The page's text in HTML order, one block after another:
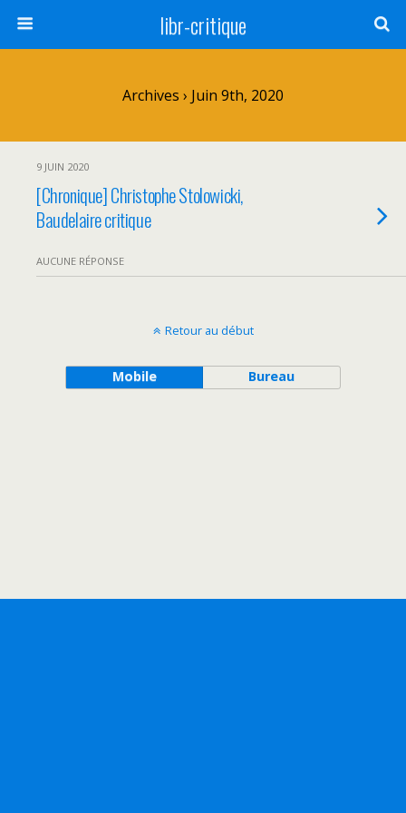
libr-critique
Archives › Juin 9th, 2020
9 JUIN 2020
[Chronique] Christophe Stolowicki,
Baudelaire critique
AUCUNE RÉPONSE
Retour au début
Mobile Bureau